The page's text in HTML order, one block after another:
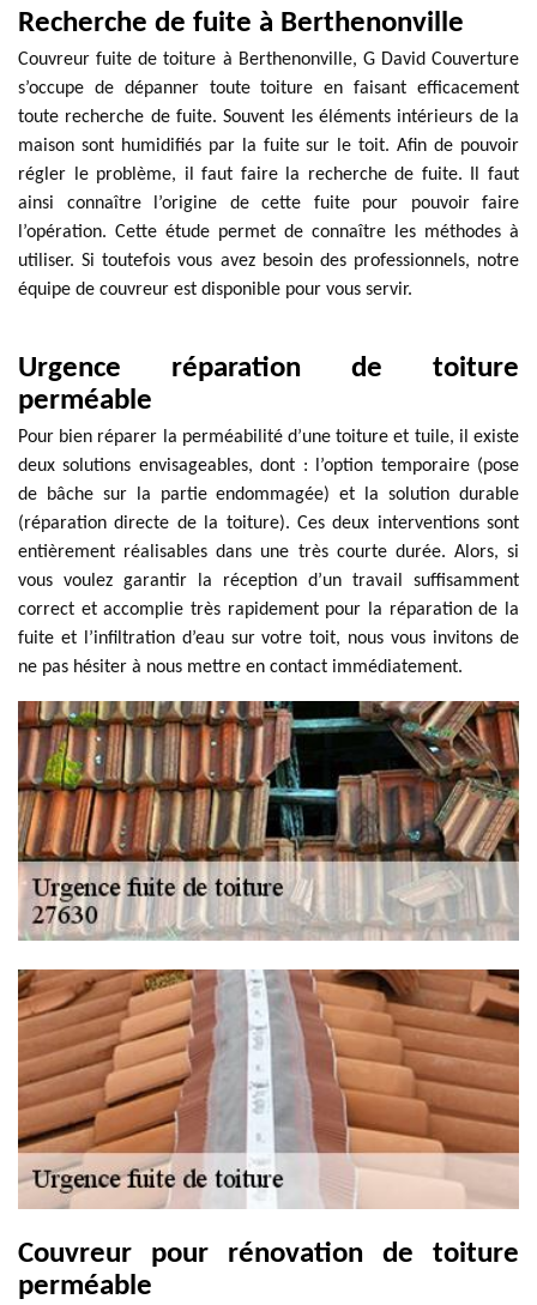
Recherche de fuite à Berthenonville
Couvreur fuite de toiture à Berthenonville, G David Couverture
s’occupe de dépanner toute toiture en faisant efficacement
toute recherche de fuite. Souvent les éléments intérieurs de la
maison sont humidifiés par la fuite sur le toit. Afin de pouvoir
régler le problème, il faut faire la recherche de fuite. Il faut
ainsi connaître l’origine de cette fuite pour pouvoir faire
l’opération. Cette étude permet de connaître les méthodes à
utiliser. Si toutefois vous avez besoin des professionnels, notre
équipe de couvreur est disponible pour vous servir.
Urgence réparation de toiture
perméable
Pour bien réparer la perméabilité d’une toiture et tuile, il existe
deux solutions envisageables, dont : l’option temporaire (pose
de bâche sur la partie endommagée) et la solution durable
(réparation directe de la toiture). Ces deux interventions sont
entièrement réalisables dans une très courte durée. Alors, si
vous voulez garantir la réception d’un travail suffisamment
correct et accomplie très rapidement pour la réparation de la
fuite et l’infiltration d’eau sur votre toit, nous vous invitons de
ne pas hésiter à nous mettre en contact immédiatement.
Couvreur pour rénovation de toiture
perméable